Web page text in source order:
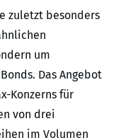
zuletzt besonders
um
Das Angebot
Konzerns für
von drei
im Volumen